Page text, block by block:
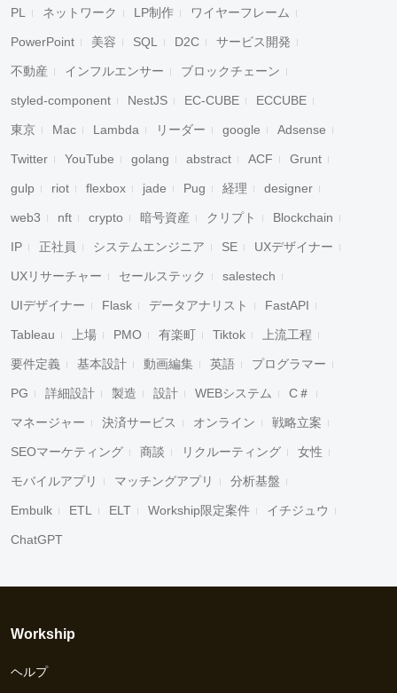
PL ネットワーク LP制作 ワイヤーフレーム
PowerPoint 美容 SQL D2C サービス開発
不動産 インフルエンサー ブロックチェーン
styled-component NestJS EC-CUBE ECCUBE
東京 Mac Lambda リーダー google Adsense
Twitter YouTube golang abstract ACF Grunt
gulp riot flexbox jade Pug 経理 designer
web3 nft crypto 暗号資産 クリプト Blockchain
IP 正社員 システムエンジニア SE UXデザイナー
UXリサーチャー セールステック salestech
UIデザイナー Flask データアナリスト FastAPI
Tableau 上場 PMO 有楽町 Tiktok 上流工程
要件定義 基本設計 動画編集 英語 プログラマー
PG 詳細設計 製造 設計 WEBシステム C＃
マネージャー 決済サービス オンライン 戦略立案
SEOマーケティング 商談 リクルーティング 女性
モバイルアプリ マッチングアプリ 分析基盤
Embulk ETL ELT Workship限定案件 イチジュウ
ChatGPT
Workship
ヘルプ